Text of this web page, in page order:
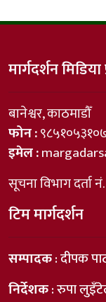
मार्गदर्शन मिडिया
बानेश्वर, काठमाडौँ
फोन :
इमेल :
सूचना विभाग
टिम मार्गदर्शन
सम्पादक: दीपक
निर्देशक: रुपा